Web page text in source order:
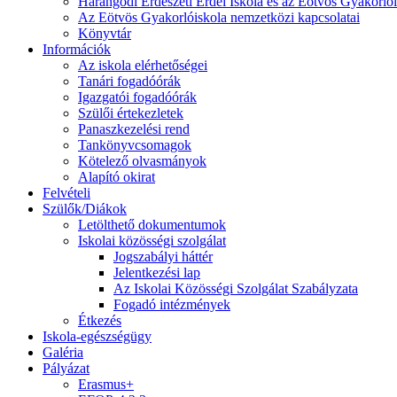
Az Eötvös Gyakorlóiskola nemzetközi kapcsolatai
Könyvtár
Információk
Az iskola elérhetőségei
Tanári fogadóórák
Igazgatói fogadóórák
Szülői értekezletek
Panaszkezelési rend
Tankönyvcsomagok
Kötelező olvasmányok
Alapító okirat
Felvételi
Szülők/Diákok
Letölthető dokumentumok
Iskolai közösségi szolgálat
Jogszabályi háttér
Jelentkezési lap
Az Iskolai Közösségi Szolgálat Szabályzata
Fogadó intézmények
Étkezés
Iskola-egészségügy
Galéria
Pályázat
Erasmus+